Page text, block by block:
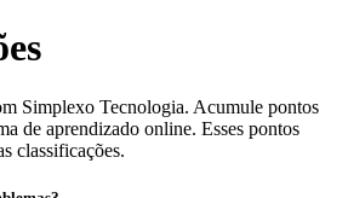
Simplexo Tecnologia. Acumule pontos
de aprendizado online. Esses pontos
classificações.